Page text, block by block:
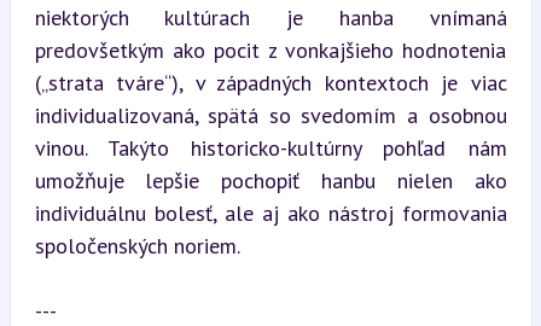
niektorých kultúrach je hanba vnímaná
predovšetkým ako pocit z vonkajšieho hodnotenia
(„strata tváre“), v západných kontextoch je viac
individualizovaná, spätá so svedomím a osobnou
vinou. Takýto historicko-kultúrny pohľad nám
umožňuje lepšie pochopiť hanbu nielen ako
individuálnu bolesť, ale aj ako nástroj formovania
spoločenských noriem.
---